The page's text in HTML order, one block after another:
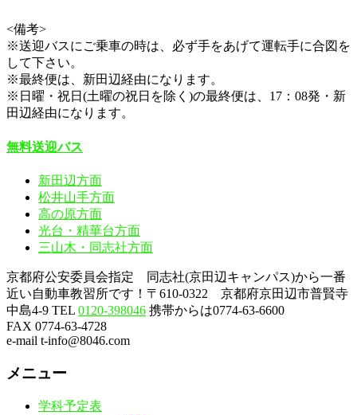
<備考>
※送迎バスにご乗車の時は、必ず手をあげて運転手に合図を
して下さい。
※最終便は、新田辺経由になります。
※日曜・祝日(土曜の祝日を除く)の最終便は、17：08発・新
田辺経由になります。
無料送迎バス
新田辺方面
松井山手方面
高の原方面
光台・精華台方面
三山木・同志社方面
京都府公安委員会指定 同志社(京田辺キャンパス)から一番
近い自動車教習所です！〒610-0322 京都府京田辺市普賢寺
中島4-9 TEL 0120-398046 携帯からは0774-63-6600
FAX 0774-63-4728
e-mail t-info@8046.com
メニュー
学科予定表